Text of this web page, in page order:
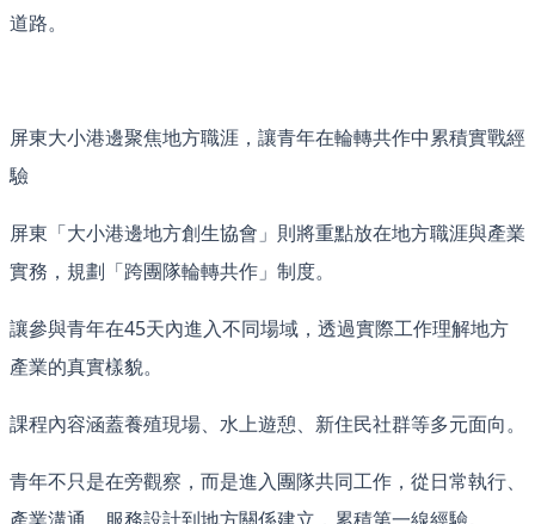
道路。
屏東大小港邊聚焦地方職涯，讓青年在輪轉共作中累積實戰經
驗
屏東「大小港邊地方創生協會」則將重點放在地方職涯與產業
實務，規劃「跨團隊輪轉共作」制度。
讓參與青年在45天內進入不同場域，透過實際工作理解地方
產業的真實樣貌。
課程內容涵蓋養殖現場、水上遊憩、新住民社群等多元面向。
青年不只是在旁觀察，而是進入團隊共同工作，從日常執行、